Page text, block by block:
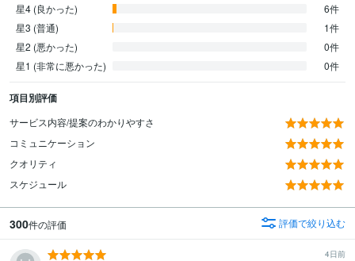
星4 (良かった)
6件
星3 (普通)
1件
星2 (悪かった)
0件
星1 (非常に悪かった)
0件
項目別評価
サービス内容/提案のわかりやすさ
コミュニケーション
クオリティ
スケジュール
300件の評価 評価で絞り込む
4日前